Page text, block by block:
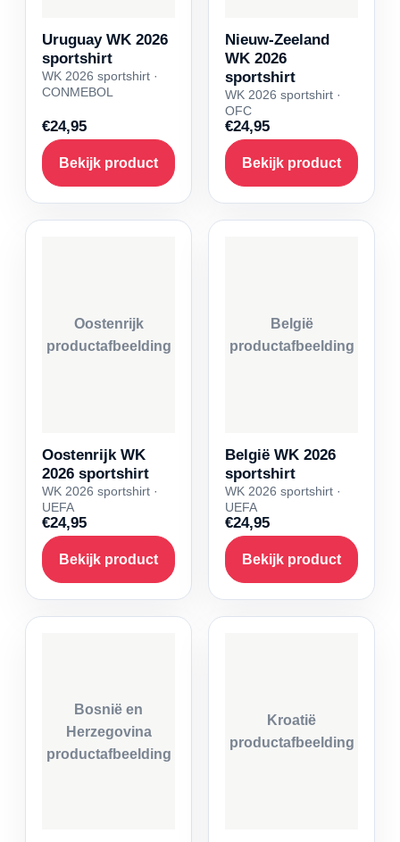
Uruguay WK 2026
sportshirt
WK 2026 sportshirt ·
CONMEBOL
€24,95
Bekijk product
Nieuw-Zeeland
WK 2026
sportshirt
WK 2026 sportshirt ·
OFC
€24,95
Bekijk product
Oostenrijk
productafbeelding
Oostenrijk WK
2026 sportshirt
WK 2026 sportshirt ·
UEFA
€24,95
Bekijk product
België
productafbeelding
België WK 2026
sportshirt
WK 2026 sportshirt ·
UEFA
€24,95
Bekijk product
Bosnië en
Herzegovina
productafbeelding
Kroatië
productafbeelding